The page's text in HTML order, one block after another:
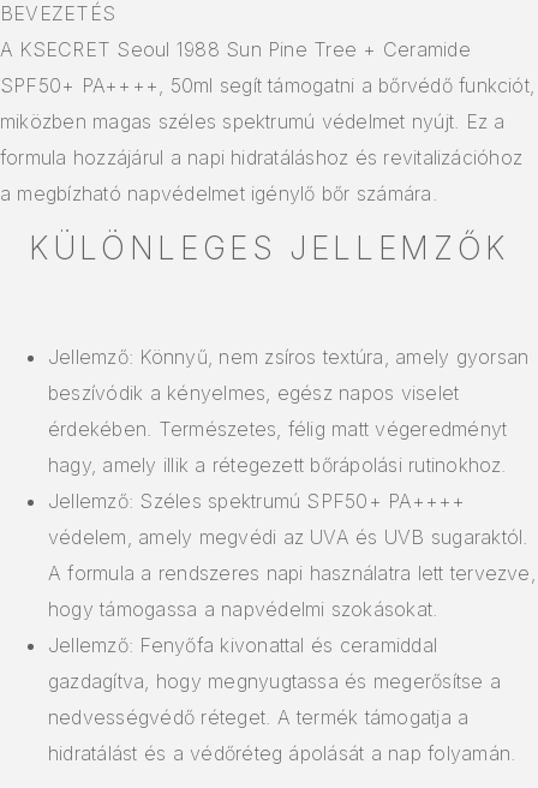
BEVEZETÉS
A KSECRET Seoul 1988 Sun Pine Tree + Ceramide
SPF50+ PA++++, 50ml segít támogatni a bőrvédő funkciót,
miközben magas széles spektrumú védelmet nyújt. Ez a
formula hozzájárul a napi hidratáláshoz és revitalizációhoz
a megbízható napvédelmet igénylő bőr számára.
KÜLÖNLEGES JELLEMZŐK
Jellemző: Könnyű, nem zsíros textúra, amely gyorsan
beszívódik a kényelmes, egész napos viselet
érdekében. Természetes, félig matt végeredményt
hagy, amely illik a rétegezett bőrápolási rutinokhoz.
Jellemző: Széles spektrumú SPF50+ PA++++
védelem, amely megvédi az UVA és UVB sugaraktól.
A formula a rendszeres napi használatra lett tervezve,
hogy támogassa a napvédelmi szokásokat.
Jellemző: Fenyőfa kivonattal és ceramiddal
gazdagítva, hogy megnyugtassa és megerősítse a
nedvességvédő réteget. A termék támogatja a
hidratálást és a védőréteg ápolását a nap folyamán.